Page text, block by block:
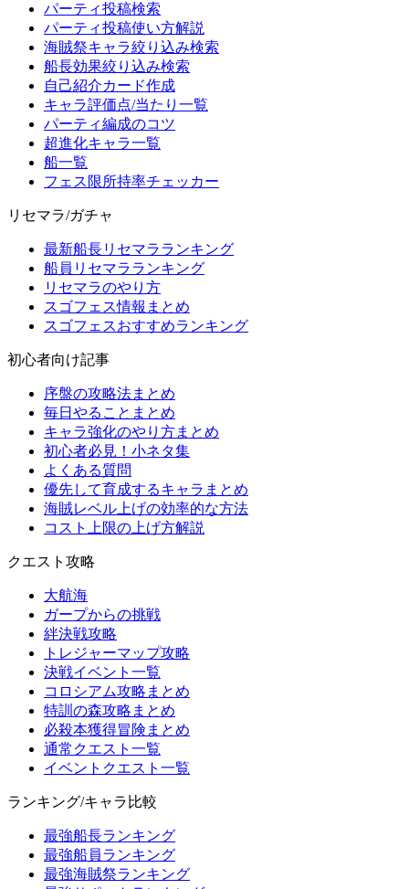
パーティ投稿検索
パーティ投稿使い方解説
海賊祭キャラ絞り込み検索
船長効果絞り込み検索
自己紹介カード作成
キャラ評価点/当たり一覧
パーティ編成のコツ
超進化キャラ一覧
船一覧
フェス限所持率チェッカー
リセマラ/ガチャ
最新船長リセマラランキング
船員リセマラランキング
リセマラのやり方
スゴフェス情報まとめ
スゴフェスおすすめランキング
初心者向け記事
序盤の攻略法まとめ
毎日やることまとめ
キャラ強化のやり方まとめ
初心者必見！小ネタ集
よくある質問
優先して育成するキャラまとめ
海賊レベル上げの効率的な方法
コスト上限の上げ方解説
クエスト攻略
大航海
ガープからの挑戦
絆決戦攻略
トレジャーマップ攻略
決戦イベント一覧
コロシアム攻略まとめ
特訓の森攻略まとめ
必殺本獲得冒険まとめ
通常クエスト一覧
イベントクエスト一覧
ランキング/キャラ比較
最強船長ランキング
最強船員ランキング
最強海賊祭ランキング